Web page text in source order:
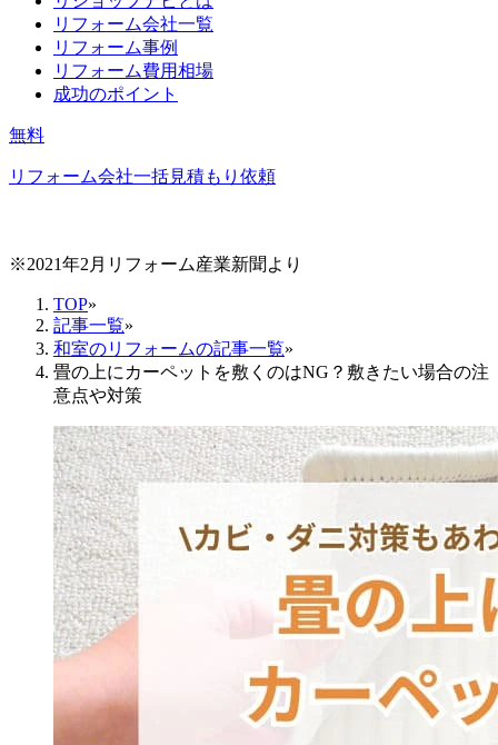
リフォーム会社一覧
リフォーム事例
リフォーム費用相場
成功のポイント
無料
リフォーム会社一括見積もり依頼
※2021年2月リフォーム産業新聞より
TOP»
記事一覧»
和室のリフォームの記事一覧»
畳の上にカーペットを敷くのはNG？敷きたい場合の注
意点や対策